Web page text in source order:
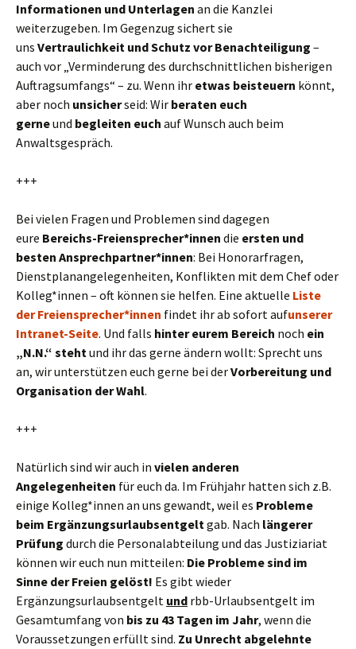
Informationen und Unterlagen an die Kanzlei
weiterzugeben. Im Gegenzug sichert sie
uns Vertraulichkeit und Schutz vor Benachteiligung –
auch vor „Verminderung des durchschnittlichen bisherigen
Auftragsumfangs“ – zu. Wenn ihr etwas beisteuern könnt,
aber noch unsicherseid: Wir beraten euch
gerneund begleiten euch auf Wunsch auch beim
Anwaltsgespräch.
+++
Bei vielen Fragen und Problemen sind dagegen
eure Bereichs-Freiensprecher*innen die ersten und
besten Ansprechpartner*innen: Bei Honorarfragen,
Dienstplanangelegenheiten, Konflikten mit dem Chef oder
Kolleg*innen – oft können sie helfen. Eine aktuelle Liste
der Freiensprecher*innen findet ihr ab sofort aufunserer
Intranet-Seite. Und falls hinter eurem Bereich noch ein
„N.N.“ stehtund ihr das gerne ändern wollt: Sprecht uns
an, wir unterstützen euch gerne bei derVorbereitung und
Organisation der Wahl.
+++
Natürlich sind wir auch in vielen anderen
Angelegenheiten für euch da. Im Frühjahr hatten sich z.B.
einige Kolleg*innen an uns gewandt, weil es Probleme
beim Ergänzungsurlaubsentgeltgab. Nach längerer
Prüfung durch die Personalabteilung und das Justiziariat
können wir euch nun mitteilen: Die Probleme sind im
Sinne der Freien gelöst! Es gibt wieder
Ergänzungsurlaubsentgelt und rbb-Urlaubsentgelt im
Gesamtumfang von bis zu 43 Tagen im Jahr, wenn die
Voraussetzungen erfüllt sind. Zu Unrecht abgelehnte